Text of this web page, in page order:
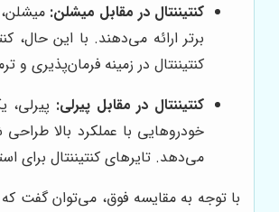
کنتیننتال در مقابل میشلن:
برتر ارائه می‌دهند. با این حال،
کنتیننتال در زمینه فرمان‌پذیری و
کنتیننتال در مقابل پیرلی: پیرلی،
خودروهایی با عملکرد بالا طراحی
می‌دهد. تایرهای کنتیننتال برای
با توجه به مقایسه فوق، می‌توان گفت که